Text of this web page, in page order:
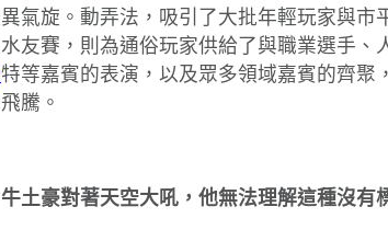
氣旋。動弄法，吸引了大批年輕玩家與
友賽，則為通俗玩家供給了與職業選手
特等嘉賓的表演，以及眾多領域嘉賓的齊
騰。
土豪對著天空大吼，他無法理解這種沒有